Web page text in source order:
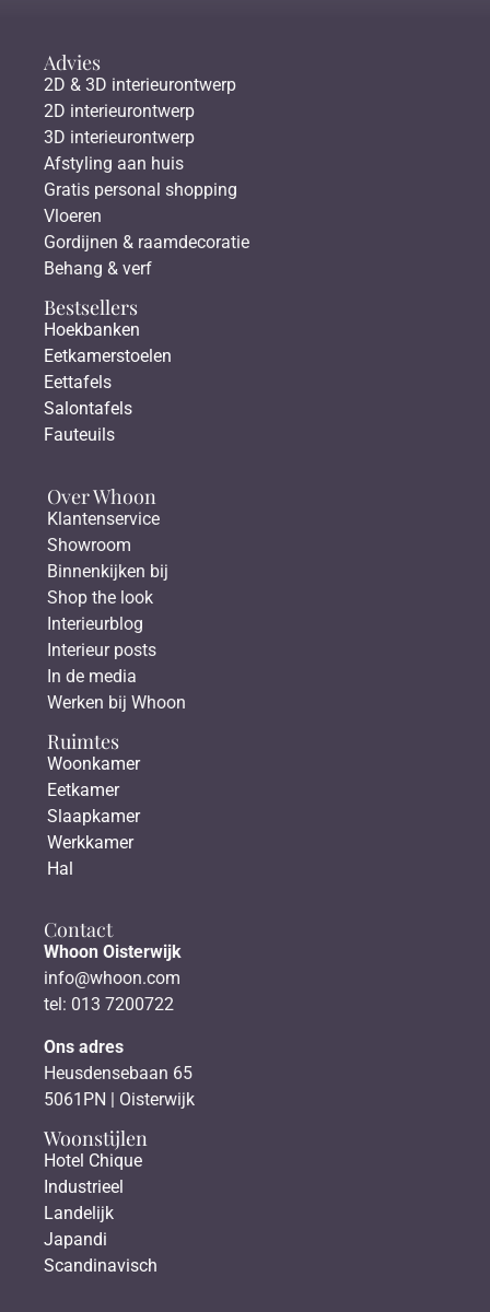
Advies
2D & 3D interieurontwerp
2D interieurontwerp
3D interieurontwerp
Afstyling aan huis
Gratis personal shopping
Vloeren
Gordijnen & raamdecoratie
Behang & verf
Bestsellers
Hoekbanken
Eetkamerstoelen
Eettafels
Salontafels
Fauteuils
Over Whoon
Klantenservice
Showroom
Binnenkijken bij
Shop the look
Interieurblog
Interieur posts
In de media
Werken bij Whoon
Ruimtes
Woonkamer
Eetkamer
Slaapkamer
Werkkamer
Hal
Contact
Whoon Oisterwijk
info@whoon.com
tel: 013 7200722
Ons adres
Heusdensebaan 65
5061PN | Oisterwijk
Woonstijlen
Hotel Chique
Industrieel
Landelijk
Japandi
Scandinavisch